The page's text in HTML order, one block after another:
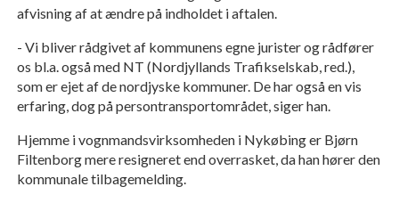
afvisning af at ændre på indholdet i aftalen.
- Vi bliver rådgivet af kommunens egne jurister og rådfører
os bl.a. også med NT (Nordjyllands Trafikselskab, red.),
som er ejet af de nordjyske kommuner. De har også en vis
erfaring, dog på persontransportområdet, siger han.
Hjemme i vognmandsvirksomheden i Nykøbing er Bjørn
Filtenborg mere resigneret end overrasket, da han hører den
kommunale tilbagemelding.